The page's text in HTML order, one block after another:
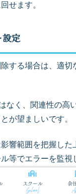
せます。
設定
する場合は、適切
なく、関連性の高
が望ましいです。
響範囲を把握した
等でエラーを監視
後で主要指標を比
スクール
School
会